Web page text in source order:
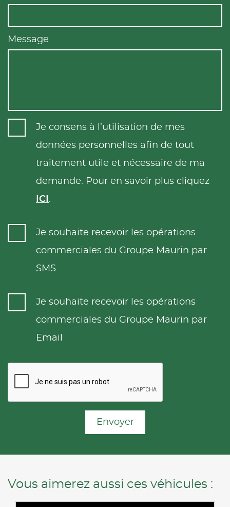
Message
Je consens à l’utilisation de mes
données personnelles afin de tout
traitement utile et nécessaire de ma
demande. Pour en savoir plus cliquez
ICI .
Je souhaite recevoir les opérations
commerciales du Groupe Maurin par
SMS
Je souhaite recevoir les opérations
commerciales du Groupe Maurin par
Email
Envoyer
Vous aimerez aussi ces véhicules :